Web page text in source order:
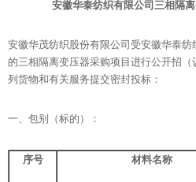
安徽华泰纺织有限公司三相隔
安徽华茂纺织股份有限公司受安徽华泰
的三相隔离变压器采购项目进行公开招
列货物和有关服务提交密封投标：
一、包别（标的）：
序号 材料名称